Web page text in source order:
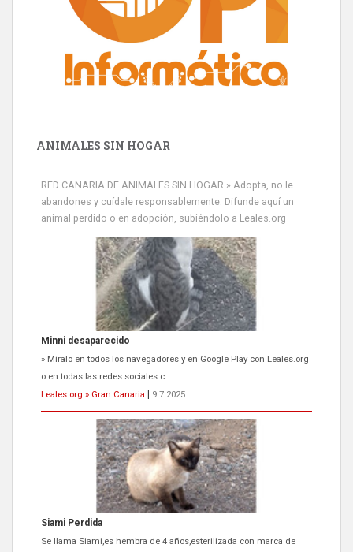
ANIMALES SIN HOGAR
RED CANARIA DE ANIMALES SIN HOGAR » Adopta, no le
abandones y cuídale responsablemente. Difunde aquí un
animal perdido o en adopción, subiéndolo a Leales.org
Minni desaparecido
» Míralo en todos los navegadores y en Google Play con Leales.org
o en todas las redes sociales c...
Leales.org » Gran Canaria
9.7.2025
Siami Perdida
Se llama Siami,es hembra de 4 años,esterilizada con marca de